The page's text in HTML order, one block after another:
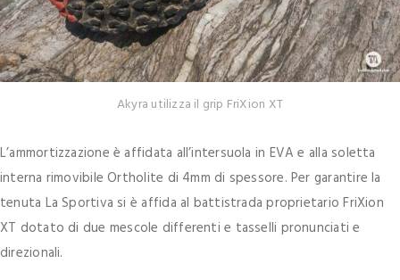
Akyra utilizza il grip FriXion XT
L’ammortizzazione è affidata all’intersuola in EVA e alla soletta
interna rimovibile Ortholite di 4mm di spessore. Per garantire la
tenuta La Sportiva si è affida al battistrada proprietario FriXion
XT dotato di due mescole differenti e tasselli pronunciati e
direzionali.